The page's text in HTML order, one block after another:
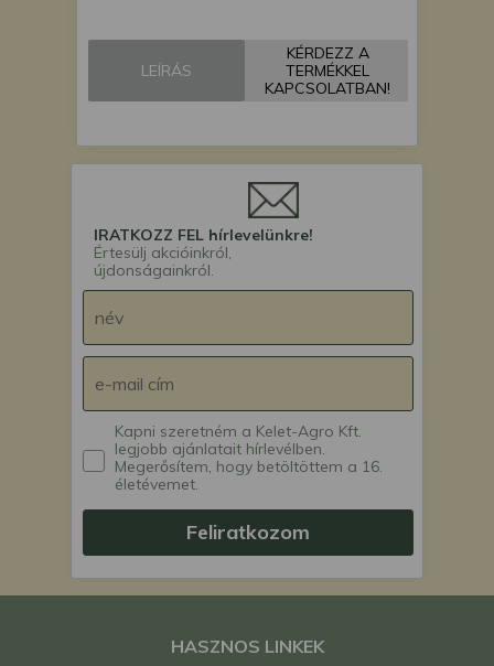
mini excavator
Force 110 Ex mini
LEÍRÁS
KÉRDEZZ A
TERMÉKKEL
KAPCSOLATBAN!
IRATKOZZ FEL hírlevelünkre!
Értesülj akcióinkról,
újdonságainkról.
Kapni szeretném a Kelet-Agro Kft.
legjobb ajánlatait hírlevélben.
Megerősítem, hogy betöltöttem a 16.
életévemet.
Feliratkozom
HASZNOS LINKEK